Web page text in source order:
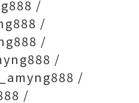
/
/
/
/
/
/